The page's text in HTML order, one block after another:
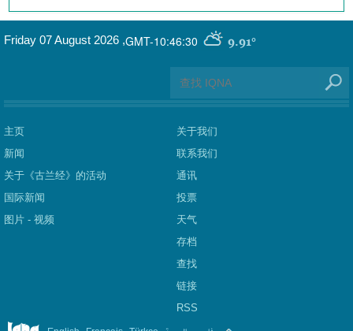
GMT-10:46:30 9.91°
Friday 07 August 2026 ,
主页
新闻
关于《古兰经》的活动
国际新闻
图片 - 视频
关于我们
联系我们
通讯
投票
天气
存档
查找
链接
RSS